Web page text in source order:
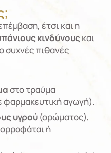
έτσι και η
κινδύνους και
συχνές πιθανές
στο τραύμα
φαρμακευτική αγωγή).
υγρού (ορώματος),
ή